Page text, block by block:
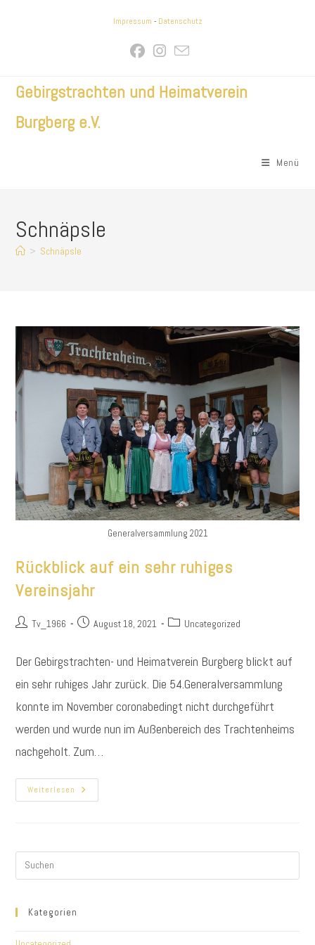
Impressum - Datenschutz
Gebirgstrachten und Heimatverein
Burgberg e.V.
Menü
Schnäpsle
> Schnäpsle
Generalversammlung 2021
Rückblick auf ein sehr ruhiges
Vereinsjahr
Beitrags-Tv_1966
BeitragAugust 18, 2021
Beitrags-Uncategorized
Der Gebirgstrachten- und Heimatverein Burgberg blickt auf
ein sehr ruhiges Jahr zurück. Die 54.Generalversammlung
konnte im November coronabedingt nicht durchgeführt
werden und wurde nun im Außenbereich des Trachtenheims
nachgeholt. Zum…
Weiterlesen Rückblick
Auf
Kategorien